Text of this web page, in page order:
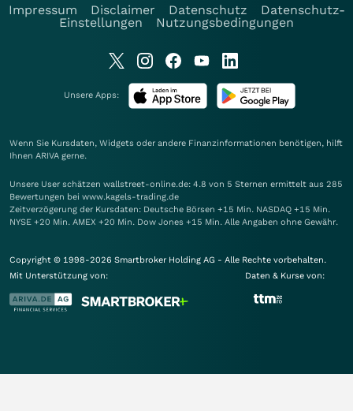
Impressum
Disclaimer Datenschutz
Datenschutz-
Einstellungen
Nutzungsbedingungen
Unsere Apps:
Wenn Sie Kursdaten, Widgets oder andere Finanzinformationen benötigen, hilft
Ihnen ARIVA gerne.
Unsere User schätzen wallstreet-online.de: 4.8 von 5 Sternen ermittelt aus 285
Bewertungen bei www.kagels-trading.de
Zeitverzögerung der Kursdaten: Deutsche Börsen +15 Min. NASDAQ +15 Min.
NYSE +20 Min. AMEX +20 Min. Dow Jones +15 Min. Alle Angaben ohne Gewähr.
Copyright © 1998-2026 Smartbroker Holding AG - Alle Rechte vorbehalten.
Mit Unterstützung von:
Daten & Kurse von: